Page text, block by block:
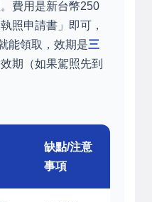
費用是新台幣250
照申請書」即可，
能領取，效期是三
期（如果駕照先到
缺點/注意
事項